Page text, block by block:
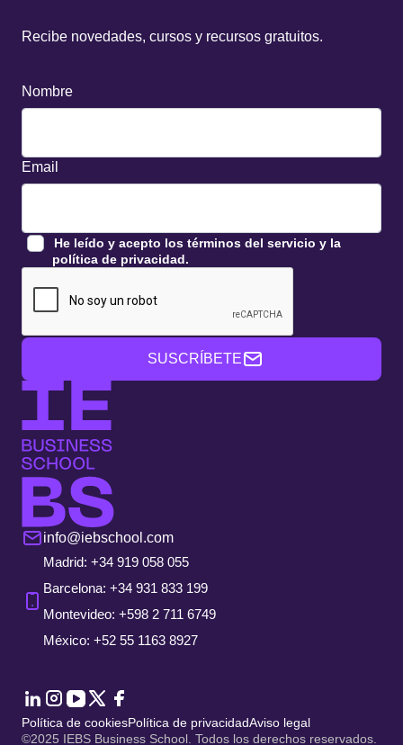
info@iebschool.com
Madrid: +34 919 058 055
Barcelona: +34 931 833 199
Montevideo: +598 2 711 6749
México: +52 55 1163 8927
Recibe novedades, cursos y recursos gratuitos.
Nombre
Email
He leído y acepto los términos del servicio y la
política de privacidad.
SUSCRÍBETE
Política de cookiesPolítica de privacidadAviso legal
©2025 IEBS Business School. Todos los derechos reservados.